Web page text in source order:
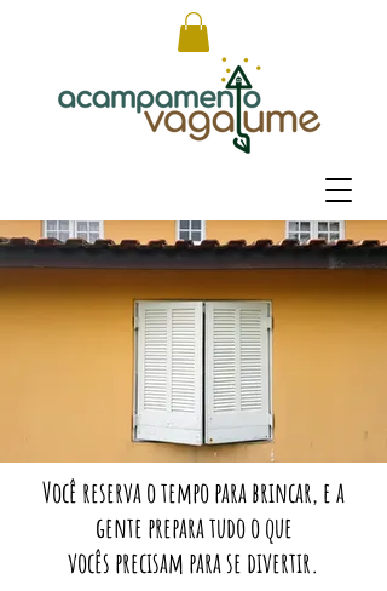
Você reserva o tempo para brincar, e a
gente prepara tudo o que
vocês precisam para se divertir.